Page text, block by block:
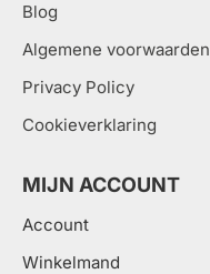
Blog
Algemene voorwaarden
Privacy Policy
Cookieverklaring
MIJN ACCOUNT
Account
Winkelmand